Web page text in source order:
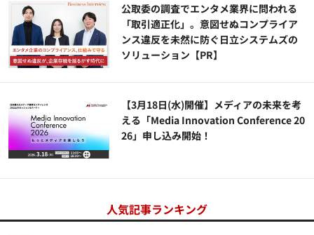
公​​取委の調査でエンタメ業界に問われる
「取引適正化」。意図せぬコンプライア
ンス違反を未然に防ぐ日立システムズの
ソリューション​【PR】
【3月18日(水)開催】メディアの未来を考
える「Media Innovation Conference 20
26」申し込み開始！
人気記事ランキング